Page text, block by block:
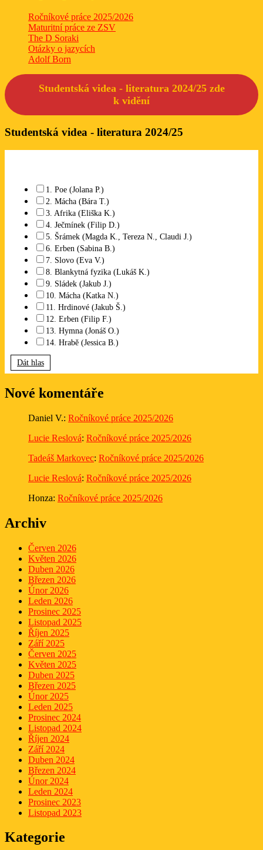
Ročníkové práce 2025/2026
Maturitní práce ze ZSV
The D Soraki
Otázky o jazycích
Adolf Born
Studentská videa - literatura 2024/25 zde
k vidění
Studentská videa - literatura 2024/25
1. Poe (Jolana P.)
2. Mácha (Bára T.)
3. Afrika (Eliška K.)
4. Ječmínek (Filip D.)
5. Šrámek (Magda K., Tereza N., Claudi J.)
6. Erben (Sabina B.)
7. Slovo (Eva V.)
8. Blankytná fyzika (Lukáš K.)
9. Sládek (Jakub J.)
10. Mácha (Katka N.)
11. Hrdinové (Jakub Š.)
12. Erben (Filip F.)
13. Hymna (Jonáš O.)
14. Hrabě (Jessica B.)
Dát hlas
Nové komentáře
Daniel V.: Ročníkové práce 2025/2026
Lucie Reslová: Ročníkové práce 2025/2026
Tadeáš Markovec: Ročníkové práce 2025/2026
Lucie Reslová: Ročníkové práce 2025/2026
Honza: Ročníkové práce 2025/2026
Archiv
Červen 2026
Květen 2026
Duben 2026
Březen 2026
Únor 2026
Leden 2026
Prosinec 2025
Listopad 2025
Říjen 2025
Září 2025
Červen 2025
Květen 2025
Duben 2025
Březen 2025
Únor 2025
Leden 2025
Prosinec 2024
Listopad 2024
Říjen 2024
Září 2024
Duben 2024
Březen 2024
Únor 2024
Leden 2024
Prosinec 2023
Listopad 2023
Kategorie